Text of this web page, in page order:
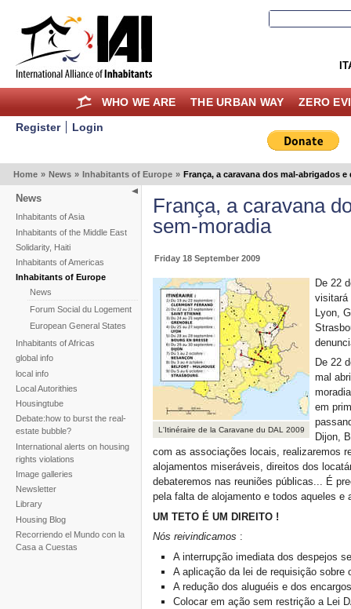
WHO WE ARE THE URBAN WAY ZERO
Register Login
Home » News » Inhabitants of Europe » França, a caravana dos mal-abrigados e
News
Inhabitants of Asia
Inhabitants of the Middle East
Solidarity, Haiti
Inhabitants of Americas
Inhabitants of Europe
News
Forum Social du Logement
European General States
Inhabitants of Africas
global info
local info
Local Autorithies
Housingtube
Debate:how to burst the real-
estate bubble?
International alerts on housing
rights violations
Image galleries
Newsletter
Library
Housing Blog
Recorriendo el Mundo con la
Casa a Cuestas
França, a caravana
sem-moradia
Friday 18 September 2009
L'Itinéraire de la Caravane du DAL 2009
De 22
visitará
Lyon,
De 22
mal
em
Dijon,
com as associações locais, realizaremos
alojamentos miseráveis, direitos dos
debateremos nas reuniões públicas... É
pela falta de alojamento e todos aqueles e
UM TETO É UM DIREITO !
Nós reivindicamos :
A interrupção imediata dos despejos
A aplicação da lei de requisição sobre
A redução dos aluguéis e dos
Colocar em ação sem restrição a Lei